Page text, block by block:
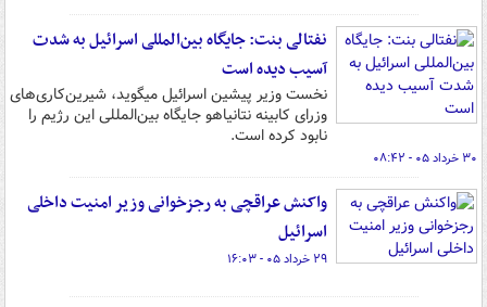
نفتالی بنت: جایگاه بین‌المللی اسرائیل به شدت
آسیب دیده است
نخست وزیر پیشین اسرائیل میگوید، شیرین‌کاری‌های
وزرای کابینه نتانیاهو جایگاه بین‌المللی این رژیم را
نابود کرده است.
۳۰ خرداد ۰۵ - ۰۸:۴۲
واکنش عراقچی به رجزخوانی وزیر امنیت داخلی
اسرائیل
۲۹ خرداد ۰۵ - ۱۶:۰۳